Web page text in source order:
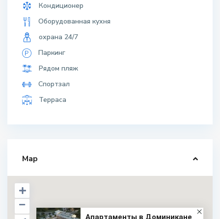
Кондиционер
Оборудованная кухня
охрана 24/7
Паркинг
Рядом пляж
Спортзал
Терраса
Map
Апартаменты в Доминикане